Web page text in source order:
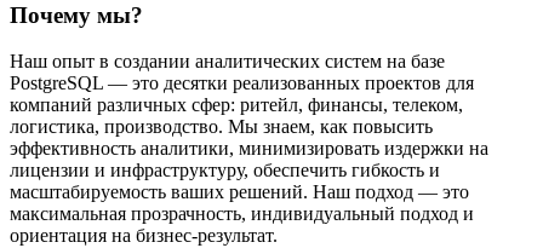
Почему мы?
Наш опыт в создании аналитических систем на базе
PostgreSQL — это десятки реализованных проектов для
компаний различных сфер: ритейл, финансы, телеком,
логистика, производство. Мы знаем, как повысить
эффективность аналитики, минимизировать издержки на
лицензии и инфраструктуру, обеспечить гибкость и
масштабируемость ваших решений. Наш подход — это
максимальная прозрачность, индивидуальный подход и
ориентация на бизнес-результат.